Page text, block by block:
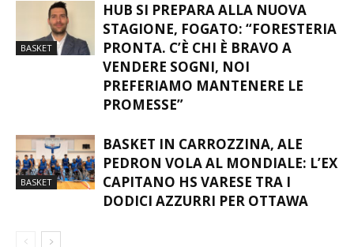
BASKET
HUB SI PREPARA ALLA NUOVA
STAGIONE, FOGATO: “FORESTERIA
PRONTA. C’È CHI È BRAVO A
VENDERE SOGNI, NOI
PREFERIAMO MANTENERE LE
PROMESSE”
BASKET
BASKET IN CARROZZINA, ALE
PEDRON VOLA AL MONDIALE: L’EX
CAPITANO HS VARESE TRA I
DODICI AZZURRI PER OTTAWA